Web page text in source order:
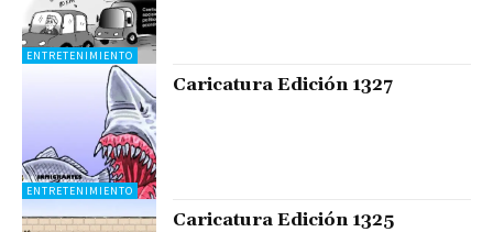
ENTRETENIMIENTO
ENTRETENIMIENTO
Caricatura Edición 1327
Caricatura Edición 1325